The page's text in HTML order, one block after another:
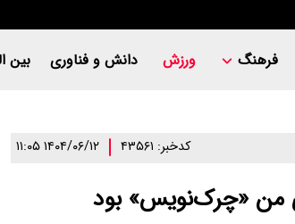
فرهنگ ورزش دانش و فناوری بین
کدخبر: ۴۳۵۶۱ ۱۴۰۴/۰۶/۱۲ ۱۱:۰۵
من «چرک‌نویس» بود